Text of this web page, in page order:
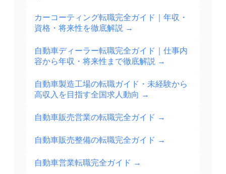
カーコーティング転職完全ガイド｜年収・
資格・将来性を徹底解説 →
自動車ディーラー転職完全ガイド｜仕事内
容から年収・将来性まで徹底解説 →
自動車製造工場の転職ガイド・未経験から
高収入を目指す全国求人動向 →
自動車販売営業の転職完全ガイド →
自動車販売整備の転職完全ガイド →
自動車営業転職完全ガイド →